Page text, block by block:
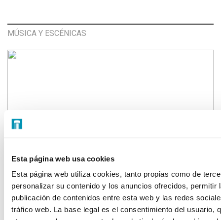
Esta página web usa cookies
Esta página web utiliza cookies, tanto propias como de
personalizar su contenido y los anuncios ofrecidos, permitir
publicación de contenidos entre esta web y las redes
tráfico web. La base legal es el consentimiento del usuario,
MÚSICA Y ESCÉNICAS
CICLO DE MÚSICA DE CÁMARA
Interpretados por solistas de la Orquesta y Coro de la